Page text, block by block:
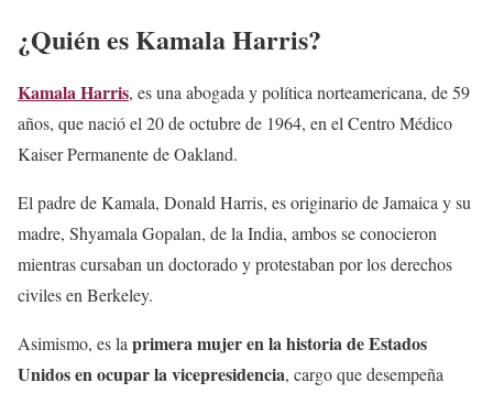
¿Quién es Kamala Harris?
Kamala Harris, es una abogada y política norteamericana, de 59
años, que nació el 20 de octubre de 1964, en el Centro Médico
Kaiser Permanente de Oakland.
El padre de Kamala, Donald Harris, es originario de Jamaica y su
madre, Shyamala Gopalan, de la India, ambos se conocieron
mientras cursaban un doctorado y protestaban por los derechos
civiles en Berkeley.
Asimismo, es la primera mujer en la historia de Estados
Unidos en ocupar la vicepresidencia, cargo que desempeña